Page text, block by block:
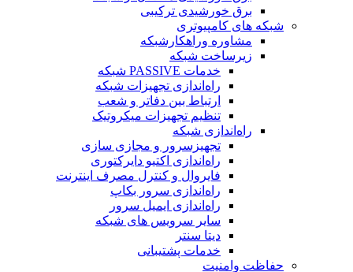
برق خورشیدی ترکیبی
شبکه های کامپیوتری
مشاوره وراهکارشبکه
زیرساخت شبکه
خدمات PASSIVE شبکه
راه‌اندازی تجهیزات شبکه
ارتباط بین دفاتر و شعب
تنظیم تجهیزات میکروتیک
راه‌اندازی شبکه
تجهیزسرور و مجازی سازی
راه‌اندازی اکتیو دایرکتوری
فایروال و کنترل مصرف اینترنت
راه‌اندازی سرور بکاپ
راه‌اندازی ایمیل سرور
سایر سرویس های شبکه
دیتا سنتر
خدمات پشتیبانی
حفاظت وامنیت